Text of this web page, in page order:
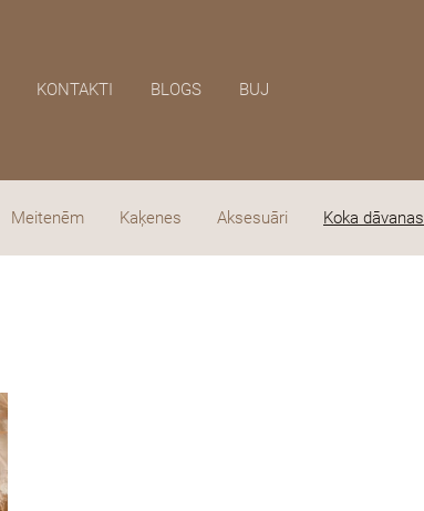
KONTAKTI BLOGS BUJ
Meitenēm Kaķenes Aksesuāri Koka dāvanas